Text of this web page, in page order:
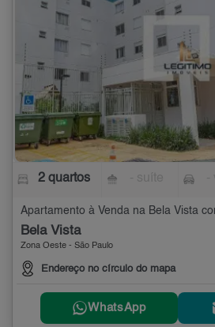
2 quartos
Apartamento à Venda na Bela Vista
Bela Vista
Zona Oeste - São Paulo
Endereço no círculo do mapa
WhatsApp